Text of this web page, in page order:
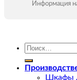
Информация
Искать:
Шкафы